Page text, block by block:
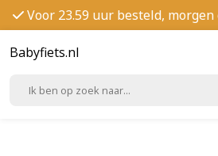
Voor 23.59 uur besteld,
Babyfiets.nl